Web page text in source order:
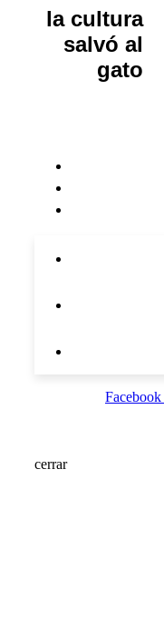
la cultura
salvó al
gato
Facebook
cerrar